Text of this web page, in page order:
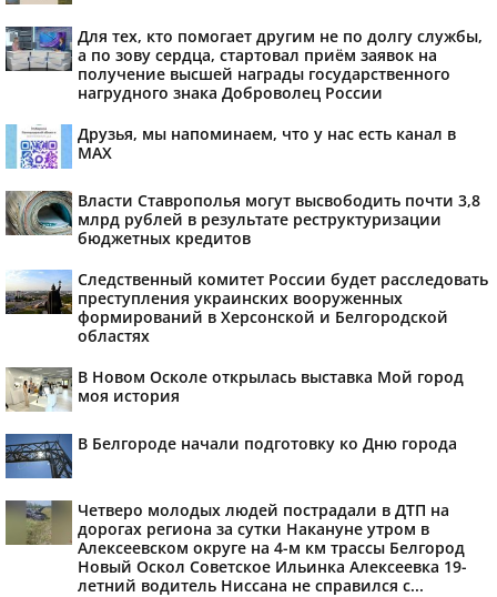
Для тех, кто помогает другим не по долгу службы,
а по зову сердца, стартовал приём заявок на
получение высшей награды государственного
нагрудного знака Доброволец России
Друзья, мы напоминаем, что у нас есть канал в
МАХ
Власти Ставрополья могут высвободить почти 3,8
млрд рублей в результате реструктуризации
бюджетных кредитов
Следственный комитет России будет расследовать
преступления украинских вооруженных
формирований в Херсонской и Белгородской
областях
В Новом Осколе открылась выставка Мой город
моя история
В Белгороде начали подготовку ко Дню города
Четверо молодых людей пострадали в ДТП на
дорогах региона за сутки Накануне утром в
Алексеевском округе на 4-м км трассы Белгород
Новый Оскол Советское Ильинка Алексеевка 19-
летний водитель Ниссана не справился с...